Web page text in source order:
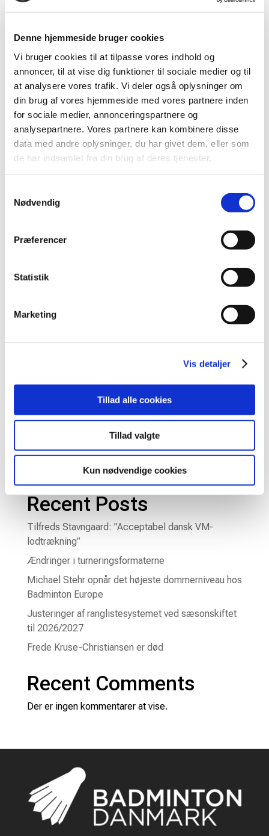
Denne hjemmeside bruger cookies
Vi bruger cookies til at tilpasse vores indhold og
annoncer, til at vise dig funktioner til sociale medier og til
at analysere vores trafik. Vi deler også oplysninger om
din brug af vores hjemmeside med vores partnere inden
for sociale medier, annonceringspartnere og
analysepartnere. Vores partnere kan kombinere disse
data med andre oplysninger, du har givet dem, eller som
de har indsamlet fra din brug af deres tjenester.
Nødvendig
Præferencer
Statistik
Marketing
Vis detaljer
Tillad alle cookies
Tillad valgte
Kun nødvendige cookies
Landstræner optimistisk forud for ungdoms-VM
afJulie Henriksen|sep 27, 2024
med deres træner Jonas Lyduch og U17-
den 30. september – 13. oktober i Nanchang. Vil du
kategorien og var også i finalen i damedouble, hvor
det blev til sølv. Fra den 24. – 26. november stod
Recent Posts
Tilfreds Stavngaard: ”Acceptabel dansk VM-
lodtrækning”
Ændringer i turneringsformaterne
Michael Stehr opnår det højeste dommerniveau hos
Badminton Europe
Justeringer af ranglistesystemet ved sæsonskiftet
til 2026/2027
Frede Kruse-Christiansen er død
Recent Comments
Der er ingen kommentarer at vise.